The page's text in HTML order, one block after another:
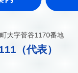
大字菅谷1170番地
（代表）